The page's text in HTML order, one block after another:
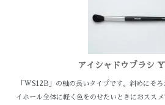
アイシャドウブラシ
「WS12B」の軸の長いタイプです。斜めにそ
イホール全体に軽く色をのせたいときにおスス